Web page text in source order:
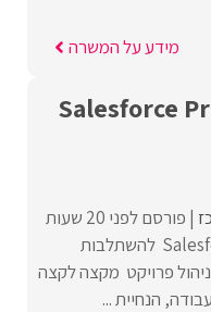
מידע על המשרה
Salesforce
פורסם לפני 20 שעות
אנו מגייסים מנהל/ת פרוייקטיםSalesforce להשתלבות
פרויקט מקצה לקצה
הנחיית ...